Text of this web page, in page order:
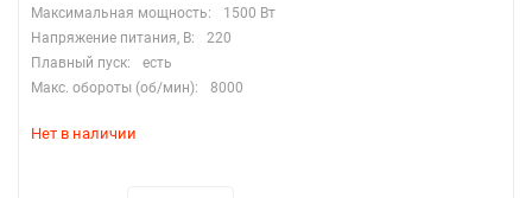
Максимальная мощность:
1500 Вт
Напряжение питания, В:
220
Плавный пуск:
есть
Макс. обороты (об/мин):
8000
Нет в наличии